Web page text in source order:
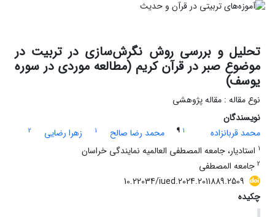
تحلیل و بررسی روش نگرش‌سازی در تربیت در
موضوع صبر در قرآن کریم (مطالعه موردی در سوره
یوسف)
نوع مقاله : مقاله پژوهشی
نویسندگان
محمد قربانزاده
1
¶ محمد رضا صالح 1 زهرا رضایی
2
1 استادیار، جامعه المصطفی العالمیه نمایندگی خراسان
2 جامعه المصطفی
10.22034/iued.2024.2011889.2509
چکیده